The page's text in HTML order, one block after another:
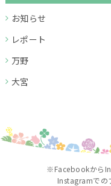
お知らせ
レポート
万野
大宮
※Facebookから
Instagramでの